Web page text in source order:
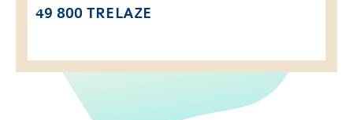
49 800 TRELAZE